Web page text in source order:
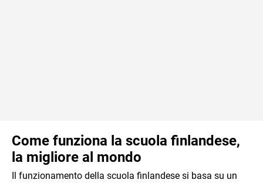
Come funziona la scuola finlandese,
la migliore al mondo
Il funzionamento della scuola finlandese si basa su un